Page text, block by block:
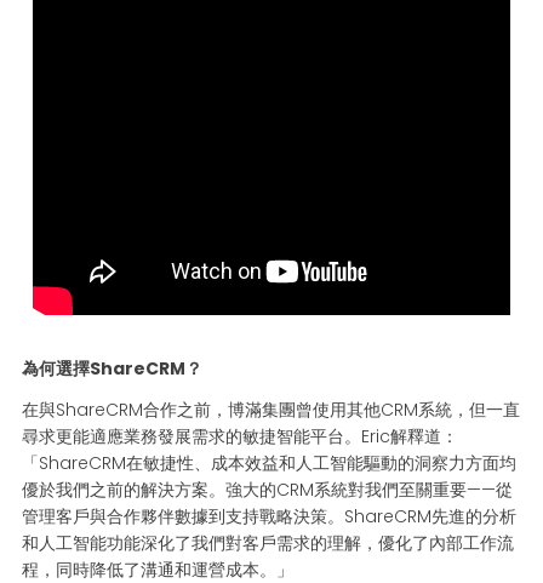
為何選擇ShareCRM？
在與ShareCRM合作之前，博滿集團曾使用其他CRM系統，但一直
尋求更能適應業務發展需求的敏捷智能平台。Eric解釋道：
「ShareCRM在敏捷性、成本效益和人工智能驅動的洞察力方面均
優於我們之前的解決方案。強大的CRM系統對我們至關重要——從
管理客戶與合作夥伴數據到支持戰略決策。ShareCRM先進的分析
和人工智能功能深化了我們對客戶需求的理解，優化了內部工作流
程，同時降低了溝通和運營成本。」